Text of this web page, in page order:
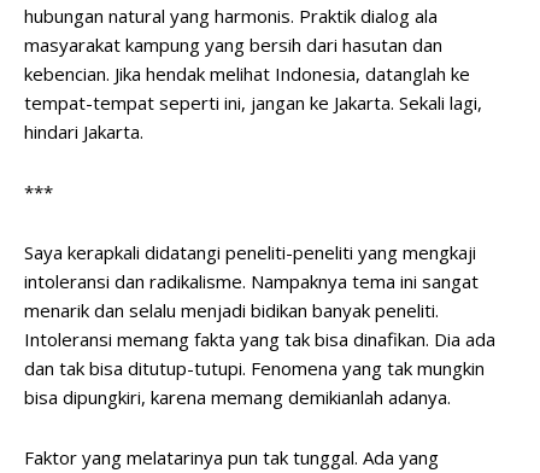
hubungan natural yang harmonis. Praktik dialog ala
masyarakat kampung yang bersih dari hasutan dan
kebencian. Jika hendak melihat Indonesia, datanglah ke
tempat-tempat seperti ini, jangan ke Jakarta. Sekali lagi,
hindari Jakarta.
***
Saya kerapkali didatangi peneliti-peneliti yang mengkaji
intoleransi dan radikalisme. Nampaknya tema ini sangat
menarik dan selalu menjadi bidikan banyak peneliti.
Intoleransi memang fakta yang tak bisa dinafikan. Dia ada
dan tak bisa ditutup-tutupi. Fenomena yang tak mungkin
bisa dipungkiri, karena memang demikianlah adanya.
Faktor yang melatarinya pun tak tunggal. Ada yang